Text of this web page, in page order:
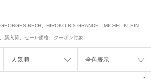
RECH、HIROKO BIS GRANDE、MICHEL KLEIN、
新入荷、セール価格、クーポン対象
人気順 全色表示